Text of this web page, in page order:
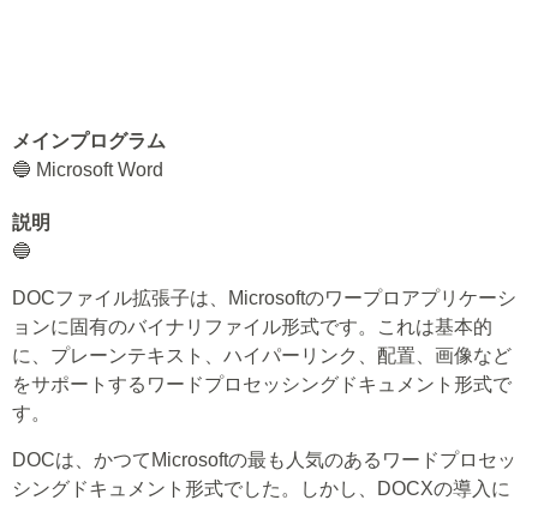
メインプログラム
🔵 Microsoft Word
説明
🔵
DOCファイル拡張子は、Microsoftのワープロアプリケーシ
ョンに固有のバイナリファイル形式です。これは基本的
に、プレーンテキスト、ハイパーリンク、配置、画像など
をサポートするワードプロセッシングドキュメント形式で
す。
DOCは、かつてMicrosoftの最も人気のあるワードプロセッ
シングドキュメント形式でした。しかし、DOCXの導入に